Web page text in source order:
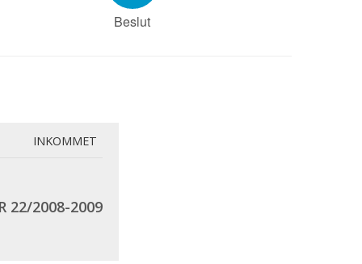
Beslut
INKOMMET
22/2008-2009